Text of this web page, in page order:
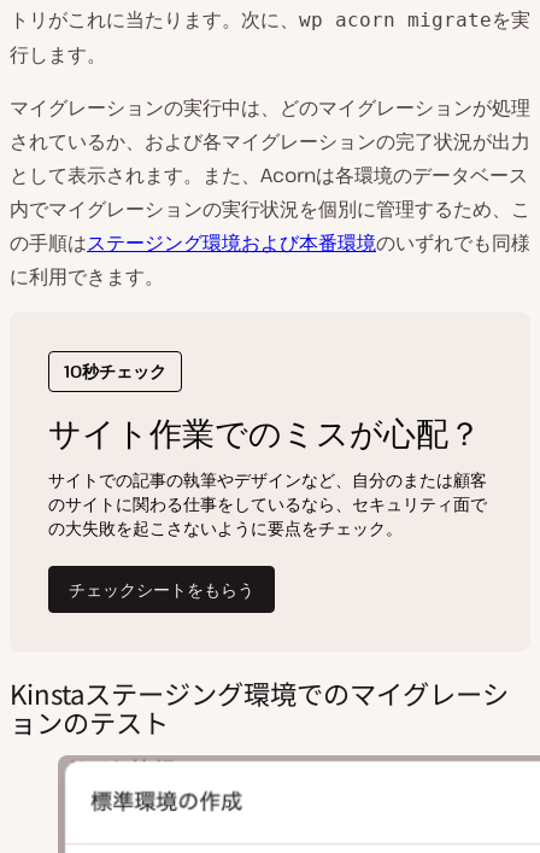
トリがこれに当たります。次に、 wp acorn migrateを実
行します。
マイグレーションの実行中は、どのマイグレーションが処理
されているか、および各マイグレーションの完了状況が出力
として表示されます。また、Acornは各環境のデータベース
内でマイグレーションの実行状況を個別に管理するため、こ
の手順はステージング環境および本番環境のいずれでも同様
に利用できます。
Kinstaステージング環境でのマイグレーシ
ョンのテスト